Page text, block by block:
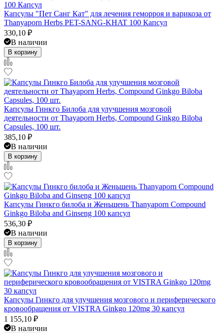
Капсулы "Пет Санг Кат" для лечения геморроя и варикоза от
Thanyaporn Herbs PET-SANG-KHAT 100 Капсул
330,10 ₽
В наличии
В корзину
Капсулы Гинкго Билоба для улучшения мозговой
деятельности от Thayaporn Herbs, Compound Ginkgo Biloba
Capsules, 100 шт.
385,10 ₽
В наличии
В корзину
Капсулы Гинкго билоба и Женьшень Thanyaporn Compound
Ginkgo Biloba and Ginseng 100 капсул
536,30 ₽
В наличии
В корзину
Капсулы Гинкго для улучшения мозгового и периферического
кровообращения от VISTRA Ginkgo 120mg 30 капсул
1 155,10 ₽
В наличии